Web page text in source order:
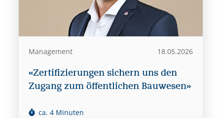
Management 18.05.2026
«Zertifizierungen sichern uns den
Zugang zum öffentlichen Bauwesen»
ca. 4 Minuten